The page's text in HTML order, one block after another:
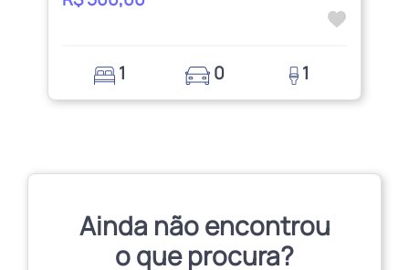
1 0 1
Ainda não encontrou
o que procura?